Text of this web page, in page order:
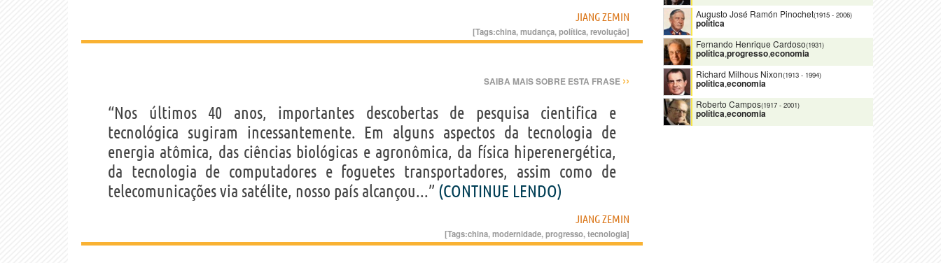
JIANG ZEMIN
[Tags:china,mudança,política,revolução]
SAIBA MAIS SOBRE ESTA FRASE ››
“Nos últimos 40 anos, importantes descobertas de pesquisa cientifica e
tecnológica sugiram incessantemente. Em alguns aspectos da tecnologia de
energia atômica, das ciências biológicas e agronômica, da física hiperenergética,
da tecnologia de computadores e foguetes transportadores, assim como de
telecomunicações via satélite, nosso país alcançou...” (CONTINUE LENDO)
JIANG ZEMIN
[Tags:china,modernidade,progresso,tecnologia]
Augusto José Ramón Pinochet(1915 - 2006)
política
Fernando Henrique Cardoso(1931)
política,progresso,economia
Richard Milhous Nixon(1913 - 1994)
política,economia
Roberto Campos(1917 - 2001)
política,economia